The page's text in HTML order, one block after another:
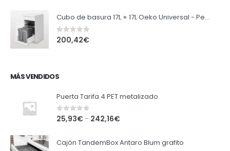
Cubo de basura 17L + 17L Oeko Universal - Peka
0out of 5
200,42€
MÁS VENDIDOS
Puerta Tarifa 4 PET metalizado
0out of 5
25,93€ – 242,16€
Cajón TandemBox Antaro Blum grafito